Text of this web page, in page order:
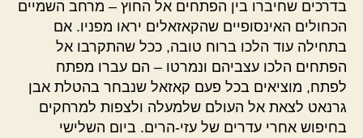
בדרכים שחיברו בין הפתחים אל החוץ – מרחב השמיים
הכחולים האינסופיים שהקאזאלים יראו מפניו. אם
בתחילה עוד הלכו ברוח טובה, ככל שהתקרבו אל
הפתחים הלכו עצביהם ונמרטו – הם עברו מפתח
לפתח, מוציאים בכל פעם קאזאל שנבחר בהטלת אבן
גרנאט לצאת אל העולם שלמעלה ולצפות למרחקים
בחיפוש אחרי עדרים של עזי-הרים. ביום השלישי